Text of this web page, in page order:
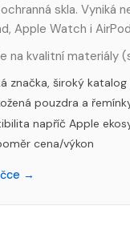
skla. Vyniká
Apple Watch i
na kvalitní materiály
značka, široký
pouzdra a
napříč Apple
cena/výkon
→